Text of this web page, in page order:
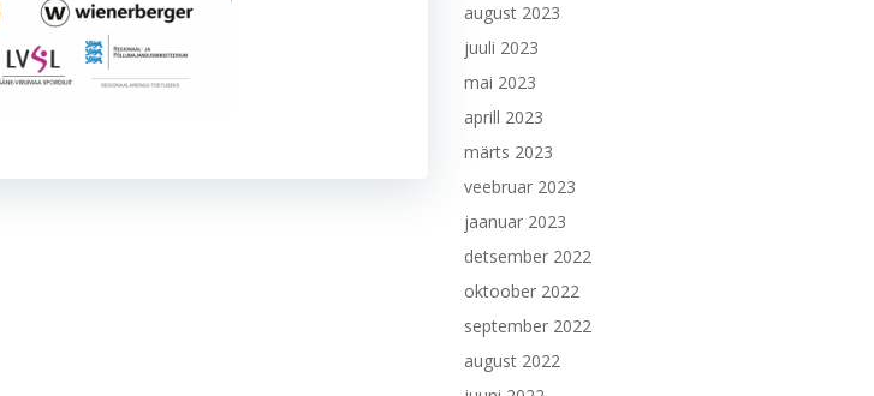
august 2023
juuli 2023
mai 2023
aprill 2023
märts 2023
veebruar 2023
jaanuar 2023
detsember 2022
oktoober 2022
september 2022
august 2022